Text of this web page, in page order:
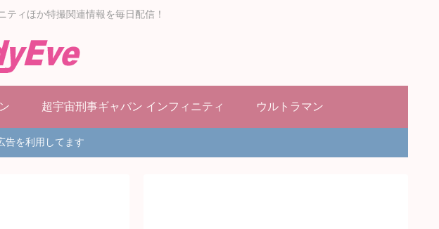
ィほか特撮関連情報を毎日配信！
超宇宙刑事ギャバン インフィニティ ウルトラマン
告を利用してます